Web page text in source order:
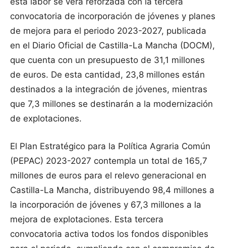
convocatoria de incorporación de jóvenes y planes
de mejora para el periodo 2023-2027, publicada
en el Diario Oficial de Castilla-La Mancha (DOCM),
que cuenta con un presupuesto de 31,1 millones
de euros. De esta cantidad, 23,8 millones están
destinados a la integración de jóvenes, mientras
que 7,3 millones se destinarán a la modernización
de explotaciones.
El Plan Estratégico para la Política Agraria Común
(PEPAC) 2023-2027 contempla un total de 165,7
millones de euros para el relevo generacional en
Castilla-La Mancha, distribuyendo 98,4 millones a
la incorporación de jóvenes y 67,3 millones a la
mejora de explotaciones. Esta tercera
convocatoria activa todos los fondos disponibles